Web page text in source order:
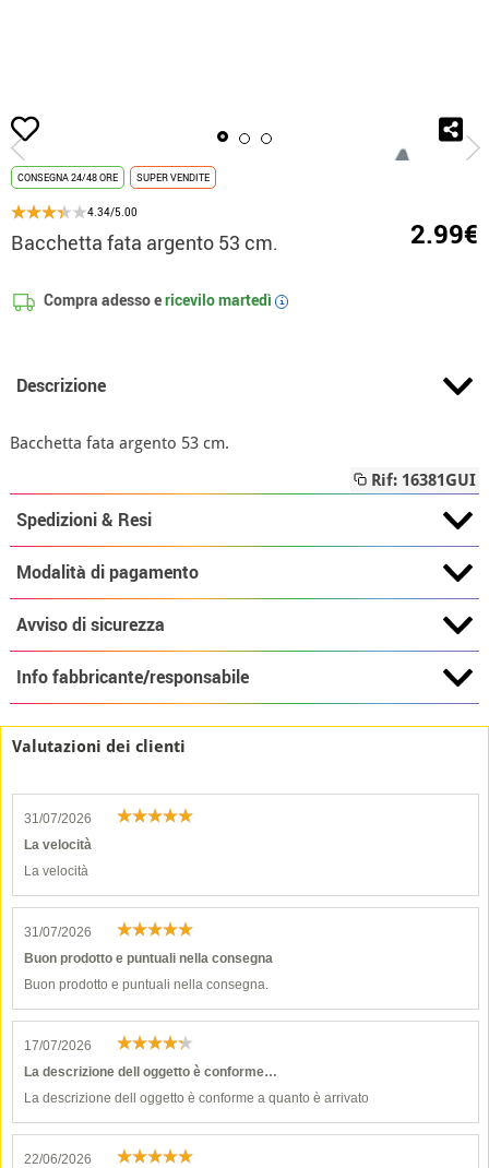
Inizio Bacchetta fata argento 53 cm.
CONSEGNA 24/48 ORE SUPER VENDITE
4.34/5.00
Bacchetta fata argento 53 cm. 2.99€
Compra adesso ericevilomartedì i
Descrizione
Bacchetta fata argento 53 cm.
Rif: 16381GUI
Spedizioni & Resi
Modalità di pagamento
Avviso di sicurezza
Info fabbricante/responsabile
Valutazioni dei clienti
31/07/2026
La velocità
La velocità
31/07/2026
Buon prodotto e puntuali nella consegna
Buon prodotto e puntuali nella consegna.
17/07/2026
La descrizione dell oggetto è conforme…
La descrizione dell oggetto è conforme a quanto è arrivato
22/06/2026